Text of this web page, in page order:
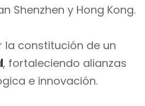
Shenzhen y Hong Kong.
la constitución de un
, fortaleciendo alianzas
e innovación.